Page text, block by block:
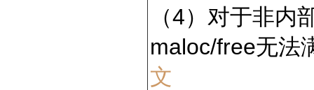
（4）对于非内
maloc/free无法
文